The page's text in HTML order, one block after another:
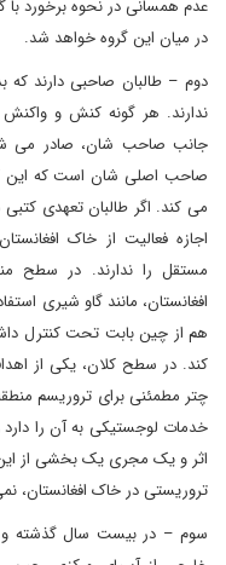
عدم همسانی در نحوه برخورد با
در میان این گروه خواهد شد.
دوم – طالبان صاحبی دارند که
ندارند. هر گونه کنش و واکنش
جانب صاحب شان، صادر می
صاحب اصلی شان است که این
می کند. اگر طالبان تعهدی
اجازه فعالیت از خاک
مستقل را ندارند. در سطح
افغانستان، مانند گاو شیری
هم از چین بابت تحت کنترل
کند. در سطح کلان، یکی از
چتر مطمئنی برای تروریسم
خدمات لوجستیکی به آن را
اثر و یک مجری یک بخشی از
تروریستی در خاک افغانستان،
سوم – در بیست سال گذشته و